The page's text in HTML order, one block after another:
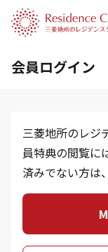
会員ログイン
三菱地所のレジ
員特典の閲覧に
済みでない方は